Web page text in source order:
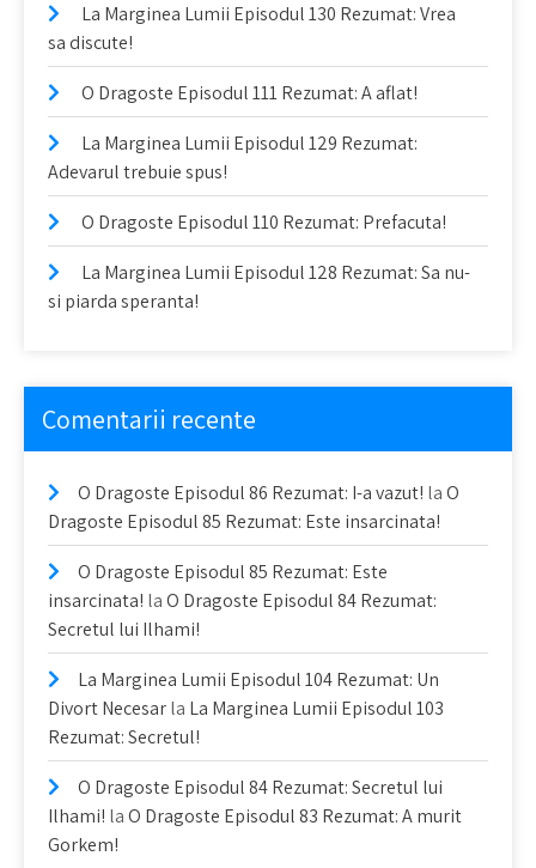
La Marginea Lumii Episodul 130 Rezumat: Vrea
sa discute!
O Dragoste Episodul 111 Rezumat: A aflat!
La Marginea Lumii Episodul 129 Rezumat:
Adevarul trebuie spus!
O Dragoste Episodul 110 Rezumat: Prefacuta!
La Marginea Lumii Episodul 128 Rezumat: Sa nu-
si piarda speranta!
Comentarii recente
O Dragoste Episodul 86 Rezumat: I-a vazut! laO
Dragoste Episodul 85 Rezumat: Este insarcinata!
O Dragoste Episodul 85 Rezumat: Este
insarcinata! laO Dragoste Episodul 84 Rezumat:
Secretul lui Ilhami!
La Marginea Lumii Episodul 104 Rezumat: Un
Divort Necesarla La Marginea Lumii Episodul 103
Rezumat: Secretul!
O Dragoste Episodul 84 Rezumat: Secretul lui
Ilhami! laO Dragoste Episodul 83 Rezumat: A murit
Gorkem!